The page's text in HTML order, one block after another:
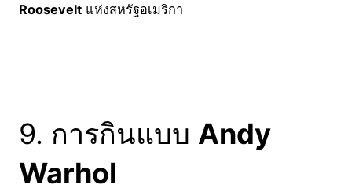
Roosevelt แห่งสหรัฐอเมริกา
9. การกินแบบ Andy
Warhol